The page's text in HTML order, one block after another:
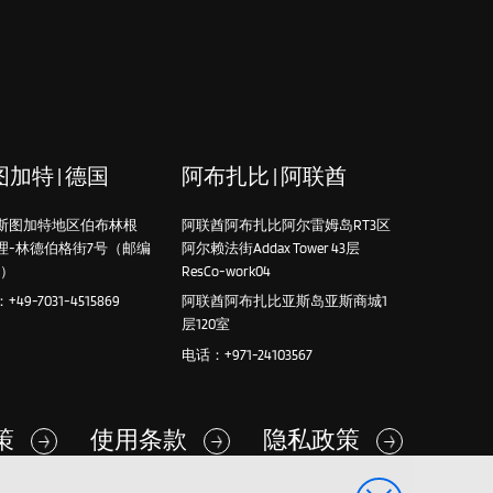
加特 | 德国
图加特地区伯布林根
-林德伯格街7号（邮编
+49-7031-4515869
阿布扎比 | 阿联酋
阿联酋阿布扎比阿尔雷姆岛RT3区
阿尔赖法街Addax Tower 43层
ResCo-work04
阿联酋阿布扎比亚斯岛亚斯商城1
层120室
电话：+971-24103567
使用条款 隐私政策